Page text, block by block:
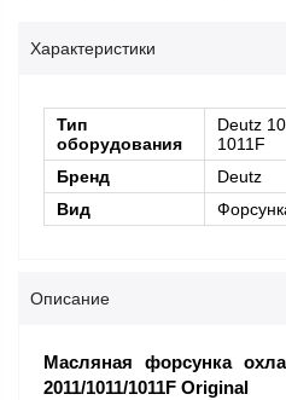
Характеристики
Тип
оборудования
Deutz
1011F
Бренд
Deutz
Вид
Описание
Масляная форсунка
2011/1011/1011F Original